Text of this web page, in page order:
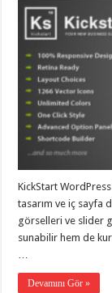
KickStart
tasarım ve iç sayfa
görselleri ve slider
sunabilir hem de
…
Devamını Gör »